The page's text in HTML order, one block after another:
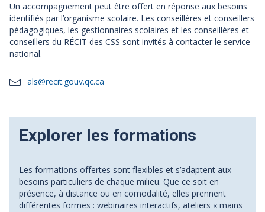
Un accompagnement peut être offert en réponse aux besoins
identifiés par l’organisme scolaire. Les conseillères et conseillers
pédagogiques, les gestionnaires scolaires et les conseillères et
conseillers du RÉCIT des CSS sont invités à contacter le service
national.
als@recit.gouv.qc.ca
Explorer les formations
Les formations offertes sont flexibles et s’adaptent aux
besoins particuliers de chaque milieu. Que ce soit en
présence, à distance ou en comodalité, elles prennent
différentes formes : webinaires interactifs, ateliers « mains